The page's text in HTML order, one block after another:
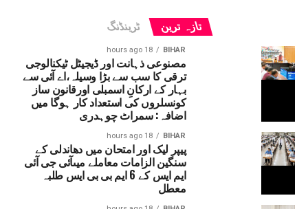
تازہ ترین ٹرینڈنگ
BIHAR
18 hours ago
مصنوعی ذہانت اور ڈیجیٹل ٹیکنالوجی
ترقی کا سب سے بڑا وسیلہ،اے آئی سے
بہار کے ارکانِ اسمبلی اورقانون ساز
کونسلروں کی استعداد کار ہوگا میں
اضافہ: سمراٹ چوہدری
BIHAR
18 hours ago
پیپر لیک اور امتحان میں دھاندلی کے
سنگین الزامات معاملے میںآئی جی آئی
ایم ایس کے 6 ایم بی بی ایس طلبہ
معطل